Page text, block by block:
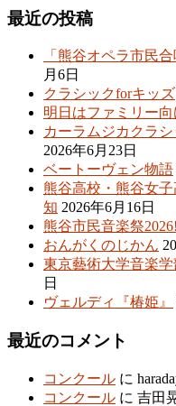
最近の投稿
「熊谷オペラ市民
月6日
クラシックforキッズ
明日はファミリー向
カーラムジカクラ
2026年6月23日
ベートーヴェン物語
熊谷高校・熊谷女
知 2026年6月16日
熊谷市民音楽祭2026!
おんがくのじかん
東京藝術大学音楽
日
ヴェルディ『椿姫』
最近のコメント
コンクール に
コンクール に 吉田